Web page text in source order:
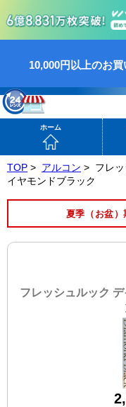
10,000円以上のお
ホーム
TOP > アルコン > フレ
イヤモンドブラック
夏季（お盆
フレッシュルック